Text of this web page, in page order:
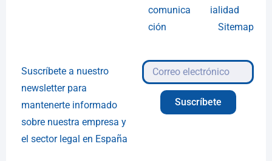
comunica
ción
ialidad
Sitemap
Suscríbete a nuestro
newsletter para
mantenerte informado
sobre nuestra empresa y
el sector legal en España
Suscríbete